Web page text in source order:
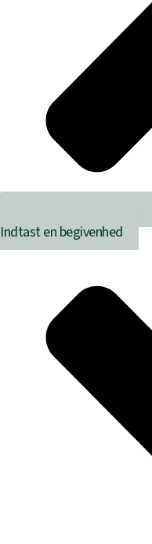
Indtast en begivenhed